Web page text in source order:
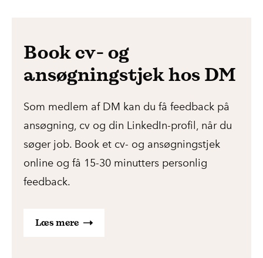
Book cv- og
ansøgningstjek hos DM
Som medlem af DM kan du få feedback på
ansøgning, cv og din LinkedIn-profil, når du
søger job. Book et cv- og ansøgningstjek
online og få 15-30 minutters personlig
feedback.
Læs mere